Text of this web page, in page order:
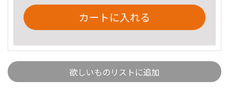
カートに入れる
欲しいものリストに追加